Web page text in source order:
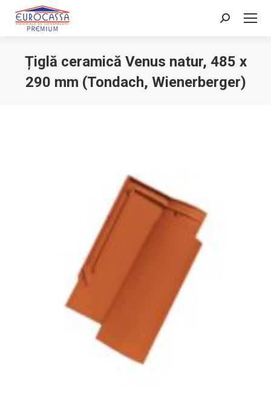
Search:
Țiglă ceramică Venus natur, 485 x
290 mm (Tondach, Wienerberger)